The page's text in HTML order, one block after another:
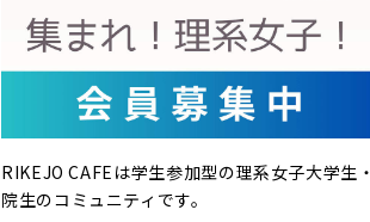
RIKEJO CAFEは学生参加型の理系女子大学生・
院生のコミュニティです。